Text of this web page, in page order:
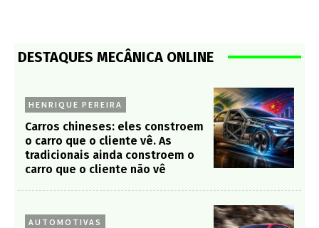
DESTAQUES MECÂNICA ONLINE
HENRIQUE PEREIRA
Carros chineses: eles constroem
o carro que o cliente vê. As
tradicionais ainda constroem o
carro que o cliente não vê
AUTOMOTIVAS